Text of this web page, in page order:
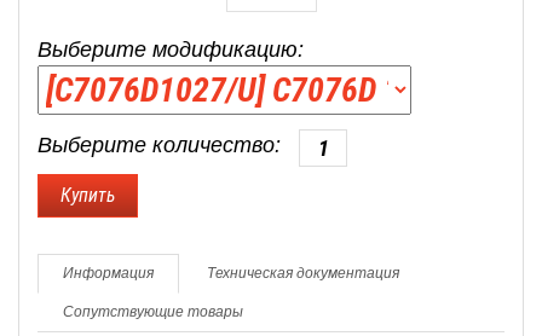
Выберите модификацию:
Выберите количество:
Информация Техническая документация
Сопутствующие товары